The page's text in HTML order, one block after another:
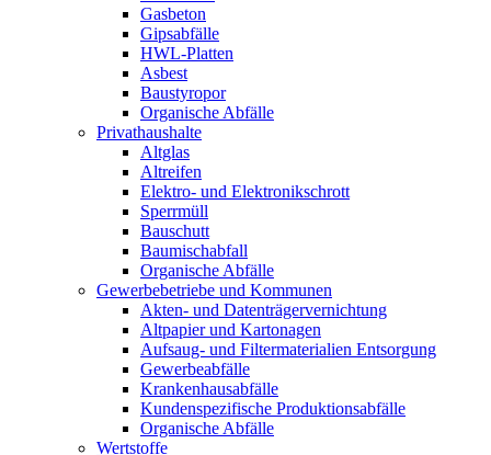
Gasbeton
Gipsabfälle
HWL-Platten
Asbest
Baustyropor
Organische Abfälle
Privathaushalte
Altglas
Altreifen
Elektro- und Elektronikschrott
Sperrmüll
Bauschutt
Baumischabfall
Organische Abfälle
Gewerbebetriebe und Kommunen
Akten- und Datenträgervernichtung
Altpapier und Kartonagen
Aufsaug- und Filtermaterialien Entsorgung
Gewerbeabfälle
Krankenhausabfälle
Kundenspezifische Produktionsabfälle
Organische Abfälle
Wertstoffe